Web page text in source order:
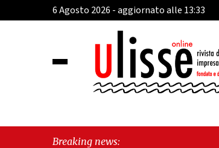
6 Agosto 2026 - aggiornato alle 13:33
Breaking news: